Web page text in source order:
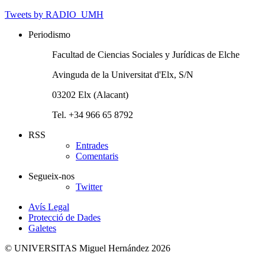
Tweets by RADIO_UMH
Periodismo
Facultad de Ciencias Sociales y Jurídicas de Elche
Avinguda de la Universitat d'Elx, S/N
03202 Elx (Alacant)
Tel. +34 966 65 8792
RSS
Entrades
Comentaris
Segueix-nos
Twitter
Avís Legal
Protecció de Dades
Galetes
© UNIVERSITAS Miguel Hernández 2026